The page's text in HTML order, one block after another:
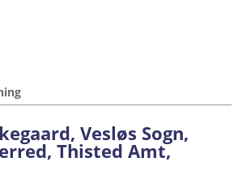
Vesløs Sogn,
Thisted Amt,